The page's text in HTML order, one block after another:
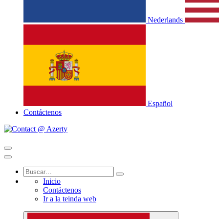
Nederlands
Español
Contáctenos
Inicio
Contáctenos
Ir a la teinda web